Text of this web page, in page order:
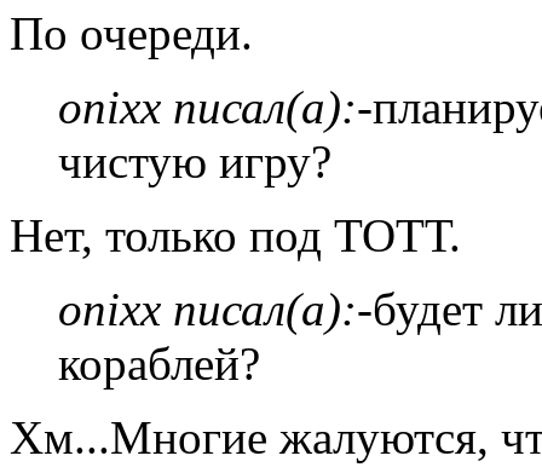
По очереди.
onixx писал(а):-
чистую игру?
Нет, только под ТОТТ.
onixx писал(а):-будет
кораблей?
Хм...Многие жалуются,